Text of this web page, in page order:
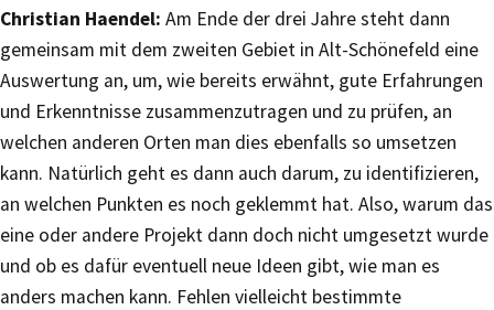
Christian Haendel: Am Ende der drei Jahre steht dann
gemeinsam mit dem zweiten Gebiet in Alt-Schönefeld eine
Auswertung an, um, wie bereits erwähnt, gute Erfahrungen
und Erkenntnisse zusammenzutragen und zu prüfen, an
welchen anderen Orten man dies ebenfalls so umsetzen
kann. Natürlich geht es dann auch darum, zu identifizieren,
an welchen Punkten es noch geklemmt hat. Also, warum das
eine oder andere Projekt dann doch nicht umgesetzt wurde
und ob es dafür eventuell neue Ideen gibt, wie man es
anders machen kann. Fehlen vielleicht bestimmte